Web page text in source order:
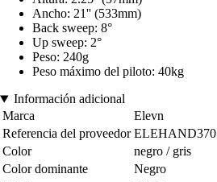
Ancho: 21'' (533mm)
Back sweep: 8°
Up sweep: 2°
Peso: 240g
Peso máximo del piloto: 40kg
Información adicional
Marca
Elevn
Referencia del proveedor ELEHAND370
Color
negro / gris
Color dominante
Negro